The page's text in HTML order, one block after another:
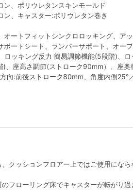
、ポリウレタンスキンモールド
、キャスター:ポリウレタン巻き
ートフィットシンクロロッキング、ア
ポートシート、ランバーサポート、オー
ロッキング反力 簡易調節機能(5段階)、
)、座高さ調節(ストローク90mm）、座奥
向:前後ストローク80mm、角度内側25°
クッションフロアー上ではご使用にな
フローリング床でキャスターが転がり